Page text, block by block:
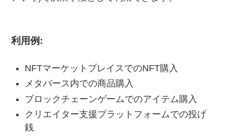
利用例:
NFTマーケットプレイスでのNFT購入
メタバース内での商品購入
ブロックチェーンゲームでのアイテム購入
クリエイター支援プラットフォームでの投げ
銭